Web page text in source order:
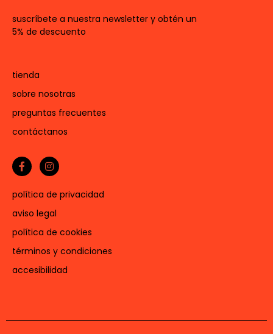
suscríbete a nuestra newsletter y obtén un
5% de descuento
tienda
sobre nosotras
preguntas frecuentes
contáctanos
política de privacidad
aviso legal
política de cookies
términos y condiciones
accesibilidad